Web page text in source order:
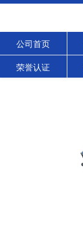
公司首页
荣誉认证